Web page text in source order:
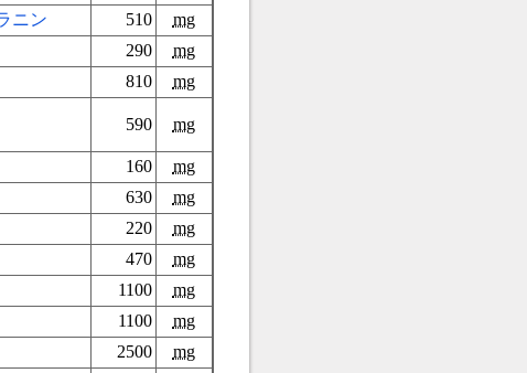
ニン 510
mg
290
mg
810
mg
590 mg
160
mg
630
mg
220
mg
470
mg
1100
mg
1100
mg
2500 mg